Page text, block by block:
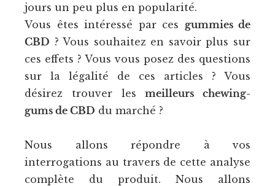
jours un peu plus en popularité.
Vous êtes intéressé par ces gummies de
CBD ? Vous souhaitez en savoir plus sur
ces effets ? Vous vous posez des questions
sur la légalité de ces articles ? Vous
désirez trouver lesmeilleurs chewing-
gums de CBD du marché ?
Nous allons répondre à vos
interrogations au travers de cette analyse
complète du produit. Nous allons